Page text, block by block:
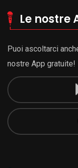
Le nostre
Puoi ascoltarci
nostre App gratuite!